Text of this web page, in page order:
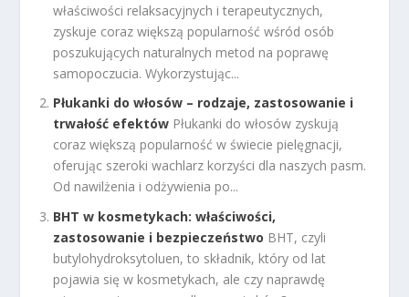
właściwości relaksacyjnych i terapeutycznych,
zyskuje coraz większą popularność wśród osób
poszukujących naturalnych metod na poprawę
samopoczucia. Wykorzystując...
Płukanki do włosów – rodzaje, zastosowanie i
trwałość efektów Płukanki do włosów zyskują
coraz większą popularność w świecie pielęgnacji,
oferując szeroki wachlarz korzyści dla naszych pasm.
Od nawilżenia i odżywienia po...
BHT w kosmetykach: właściwości,
zastosowanie i bezpieczeństwo BHT, czyli
butylohydroksytoluen, to składnik, który od lat
pojawia się w kosmetykach, ale czy naprawdę